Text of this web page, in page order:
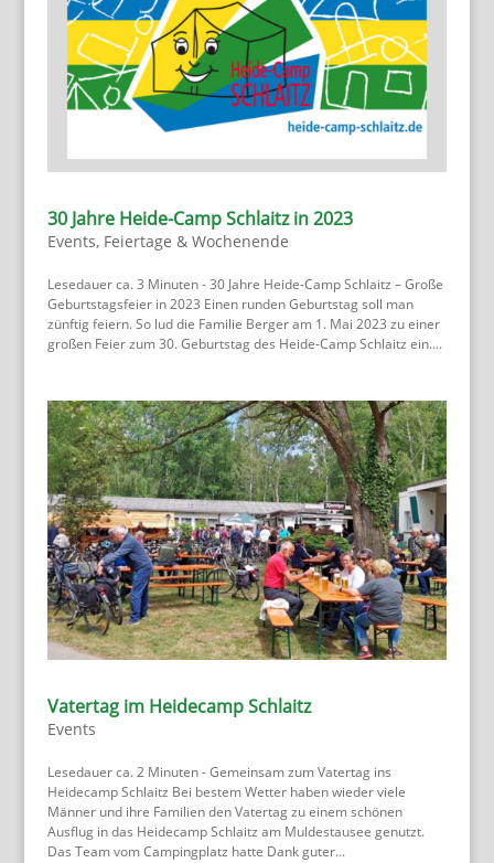
30 Jahre Heide-Camp Schlaitz in 2023
Events, Feiertage & Wochenende
Lesedauer ca. 3 Minuten - 30 Jahre Heide-Camp Schlaitz – Große
Geburtstagsfeier in 2023 Einen runden Geburtstag soll man
zünftig feiern. So lud die Familie Berger am 1. Mai 2023 zu einer
großen Feier zum 30. Geburtstag des Heide-Camp Schlaitz ein....
Vatertag im Heidecamp Schlaitz
Events
Lesedauer ca. 2 Minuten - Gemeinsam zum Vatertag ins
Heidecamp Schlaitz Bei bestem Wetter haben wieder viele
Männer und ihre Familien den Vatertag zu einem schönen
Ausflug in das Heidecamp Schlaitz am Muldestausee genutzt.
Das Team vom Campingplatz hatte Dank guter...